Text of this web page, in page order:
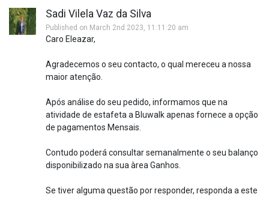
Sadi Vilela Vaz da Silva
Published on March 2nd 2023, 11:11:20 am
Caro Eleazar,
Agradecemos o seu contacto, o qual mereceu a nossa
maior atenção.
Após análise do seu pedido, informamos que na
atividade de estafeta a Bluwalk apenas fornece a opção
de pagamentos Mensais.
Contudo poderá consultar semanalmente o seu balanço
disponibilizado na sua àrea Ganhos.
Se tiver alguma questão por responder, responda a este